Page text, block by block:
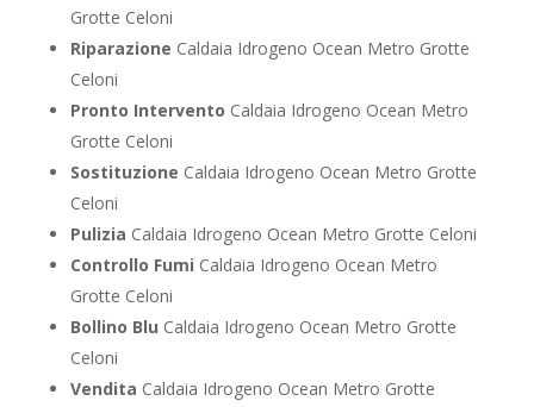
Grotte Celoni
Riparazione Caldaia Idrogeno Ocean Metro Grotte
Celoni
Pronto Intervento Caldaia Idrogeno Ocean Metro
Grotte Celoni
Sostituzione Caldaia Idrogeno Ocean Metro Grotte
Celoni
Pulizia Caldaia Idrogeno Ocean Metro Grotte Celoni
Controllo Fumi Caldaia Idrogeno Ocean Metro
Grotte Celoni
Bollino Blu Caldaia Idrogeno Ocean Metro Grotte
Celoni
Vendita Caldaia Idrogeno Ocean Metro Grotte